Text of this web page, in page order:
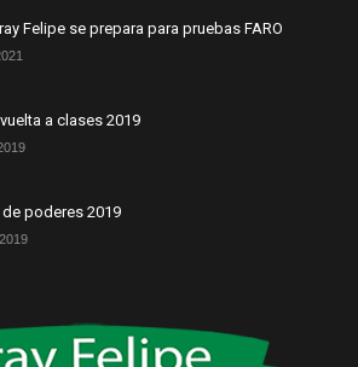
Felipe se prepara para pruebas FARO
a clases 2019
poderes 2019